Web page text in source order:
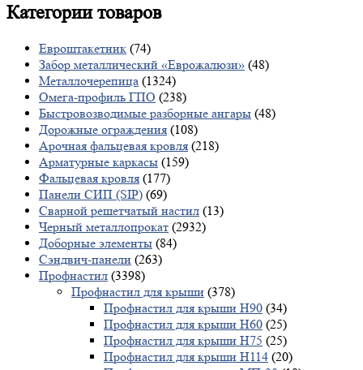
Категориитоваров
Евроштакетник (74)
Забор металлический «Еврожалюзи» (48)
Металлочерепица (1324)
Омега-профиль ГПО (238)
Быстровозводимые разборные ангары (48)
Дорожные ограждения (108)
Арочная фальцевая кровля (218)
Арматурные каркасы (159)
Фальцевая кровля (177)
Панели СИП (SIP) (69)
Сварной решетчатый настил (13)
Черный металлопрокат (2932)
Доборные элементы (84)
Сэндвич-панели (263)
Профнастил (3398)
Профнастил для крыши (378)
Профнастил для крыши Н90 (34)
Профнастил для крыши Н60 (25)
Профнастил для крыши Н75 (25)
Профнастил для крыши Н114 (20)